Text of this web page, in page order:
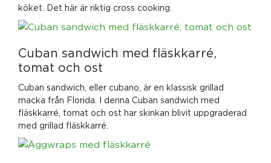
köket. Det här är riktig cross cooking.
Cuban sandwich med fläskkarré,
tomat och ost
Cuban sandwich, eller cubano, är en klassisk grillad
macka från Florida. I denna Cuban sandwich med
fläskkarré, tomat och ost har skinkan blivit uppgraderad
med grillad fläskkarré.